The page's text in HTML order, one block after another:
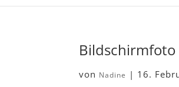
Bildschirmfoto
von Nadine | 16.